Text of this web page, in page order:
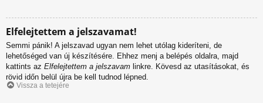
Elfelejtettem a jelszavamat!
Semmi pánik! A jelszavad ugyan nem lehet utólag kideríteni, de
lehetőséged van új készítésére. Ehhez menj a belépés oldalra, majd
kattints az Elfelejtettem a jelszavam linkre. Kövesd az utasításokat, és
rövid időn belül újra be kell tudnod lépned.
Vissza a tetejére